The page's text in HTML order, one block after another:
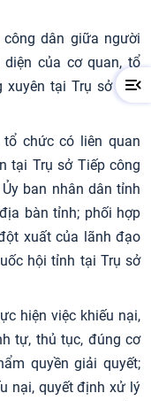
dân giữa người
của cơ quan, tổ
xuyên tại Trụ sở tiếp
chức có liên quan
tại Trụ sở Tiếp công
ban nhân dân tỉnh
bàn tỉnh; phối hợp
xuất của lãnh đạo
hội tỉnh tại Trụ sở
hiện việc khiếu nại,
tự, thủ tục, đúng cơ
quyền giải quyết;
nại, quyết định xử lý